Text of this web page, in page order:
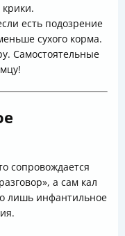
есть подозрение
сухого корма.
Самостоятельные
сопровождается
а сам кал
лишь инфантильное